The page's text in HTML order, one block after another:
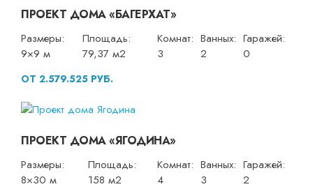
ПРОЕКТ ДОМА «БАГЕРХАТ»
Размеры:
9×9 м
Площадь:
79,37 м2
Комнат:
3
Ванных:
2
Гаражей:
0
ОТ 2.579.525 РУБ.
ПРОЕКТ ДОМА «ЯГОДИНА»
Размеры:
8×30 м
Площадь:
158 м2
Комнат:
4
Ванных:
3
Гаражей:
2